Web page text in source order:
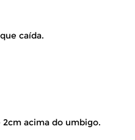
caída.
acima do umbigo.